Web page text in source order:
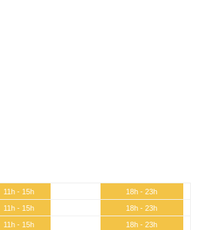
11h - 15h
18h - 23h
11h - 15h
18h - 23h
11h - 15h
18h - 23h